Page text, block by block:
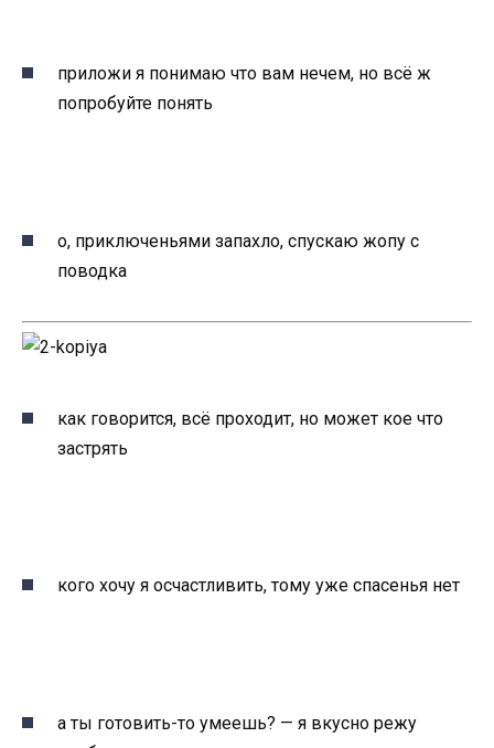
приложи я понимаю что вам нечем, но всё ж
попробуйте понять
о, приключеньями запахло, спускаю жопу с
поводка
как говорится, всё проходит, но может кое что
застрять
кого хочу я осчастливить, тому уже спасенья нет
а ты готовить-то умеешь? — я вкусно режу